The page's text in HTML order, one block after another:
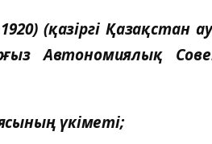
(қазіргі Қазақстан
Автономиялық
үкіметі;